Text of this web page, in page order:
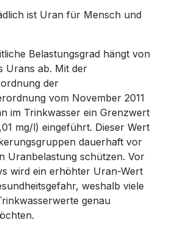
ist Uran für Mensch und
Belastungsgrad hängt von
Urans ab. Mit der
der
vom November 2011
im Trinkwasser ein Grenzwert
mg/l) eingeführt. Dieser Wert
dauerhaft vor
Uranbelastung schützen. Vor
wird ein erhöhter Uran-Wert
weshalb viele
genau